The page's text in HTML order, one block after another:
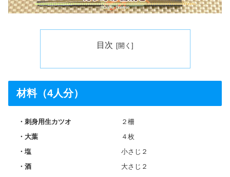
目次
材料（4人分）
刺身用生カツオ
２柵
大葉
４枚
塩
小さじ２
酒
大さじ２